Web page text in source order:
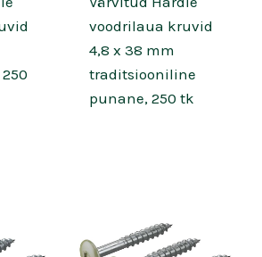
voodrilaua kruvid
4,8 x 38 mm
traditsiooniline
punane, 250 tk